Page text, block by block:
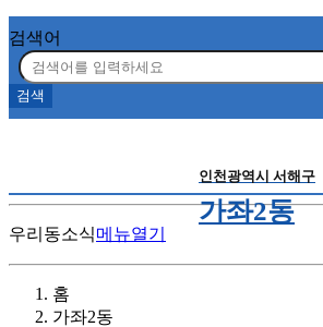
검색어
인천광역시 서해구
가좌2동
우리동소식메뉴열기
홈
가좌2동